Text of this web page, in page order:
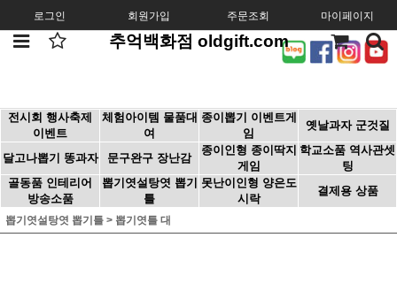
로그인 회원가입 주문조회 마이페이지
추억백화점 oldgift.com
전시회 행사축제
이벤트
체험아이템 물품대
여
종이뽑기 이벤트게
임
옛날과자 군것질
달고나뽑기 똥과자 문구완구 장난감
종이인형 종이딱지
게임
학교소품 역사관셋
팅
골동품 인테리어
방송소품
뽑기엿설탕엿 뽑기
틀
못난이인형 양은도
시락
결제용 상품
뽑기엿설탕엿 뽑기틀 > 뽑기엿틀 대